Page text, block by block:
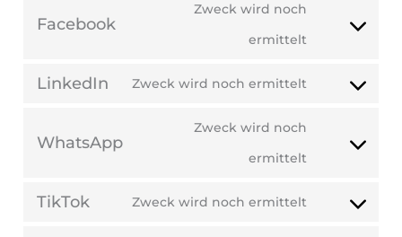
Facebook
Zweck wird noch
ermittelt
LinkedIn Zweck wird noch ermittelt
WhatsApp
Zweck wird noch
ermittelt
TikTok Zweck wird noch ermittelt